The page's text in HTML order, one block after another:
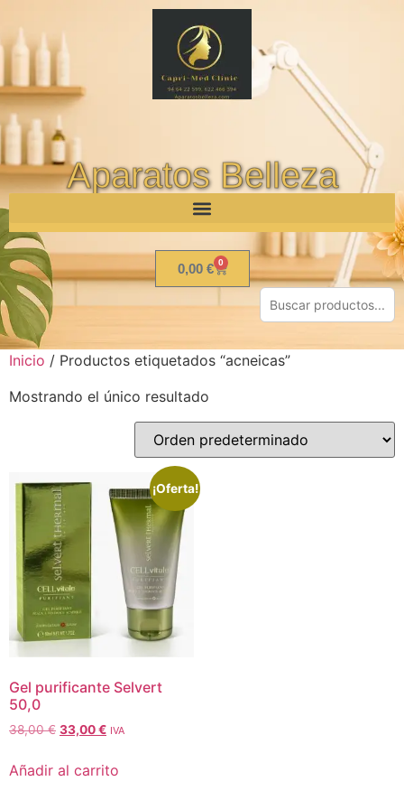
Aparatos Belleza
0,00 € 0
Inicio / Productos etiquetados “acneicas”
Mostrando el único resultado
¡Oferta!
Gel purificante Selvert
50,0
38,00€ 33,00€ IVA
Añadir al carrito